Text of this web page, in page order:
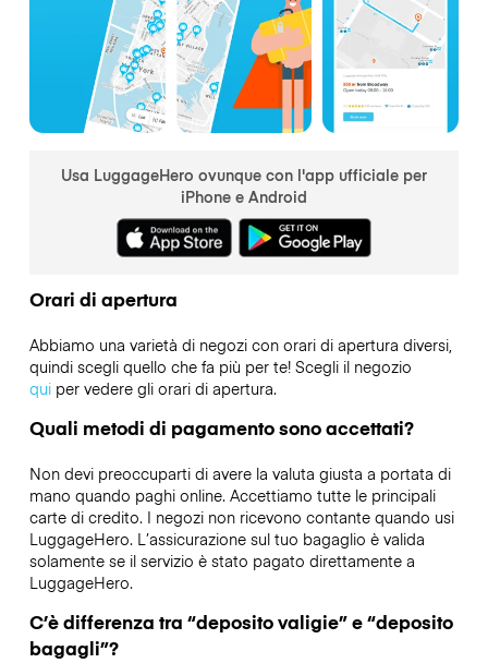
Usa LuggageHero ovunque con l'app ufficiale per
iPhone e Android
Orari di apertura
Abbiamo una varietà di negozi con orari di apertura diversi,
quindi scegli quello che fa più per te! Scegli il negozio
quiper vedere gli orari di apertura.
Quali metodi di pagamento sono accettati?
Non devi preoccuparti di avere la valuta giusta a portata di
mano quando paghi online. Accettiamo tutte le principali
carte di credito. I negozi non ricevono contante quando usi
LuggageHero. L’assicurazione sul tuo bagaglio è valida
solamente se il servizio è stato pagato direttamente a
LuggageHero.
C’è differenza tra “deposito valigie” e “deposito
bagagli”?